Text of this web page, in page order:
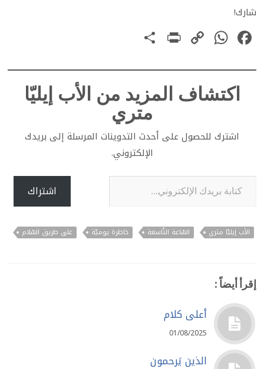
الشريعة والأنبياء، يظهران مع
المسيح، ويكلّمانه على آلامه
التي سيتمّها في أورشليم.
التاريخ كلّه يمشي إلى…
شارك!
Facebook
WhatsApp
Copy
PrintFriendly
اكتشاف المزيد من الأب إيليّا
متري
اشترك للحصول على أحدث التدوينات المرسلة إلى بريدك
الإلكتروني.
كتابة بريدك الإلكتروني...
اشتراك
الأب إيليّا متري السّاعة التّاسعة خاطرة يوميّة على طريق السّلام
إقرأ أيضاً :
أعلى كلام
01/08/2025
الذين يَرحمون